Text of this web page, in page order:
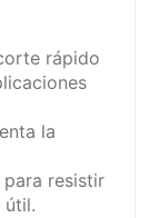
rápido
la
resistir
útil.